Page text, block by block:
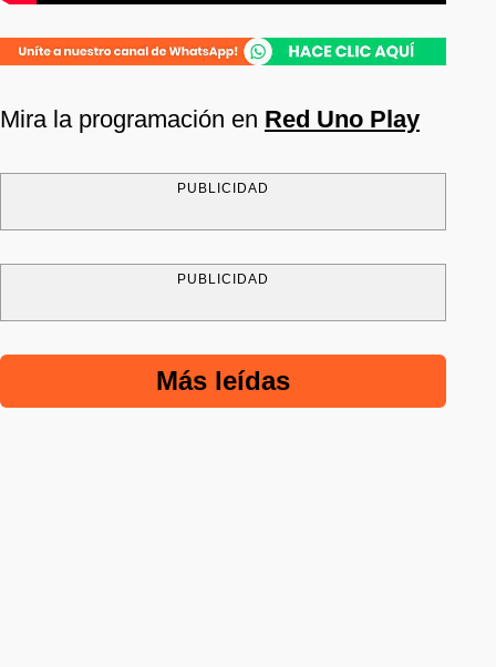
Mira la programación en Red Uno Play
PUBLICIDAD
PUBLICIDAD
Más leídas